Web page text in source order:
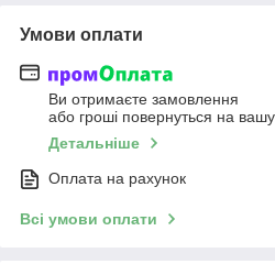
Умови оплати
Ви отримаєте замовлення
або гроші повернуться на вашу
Детальніше
Оплата на рахунок
Всі умови оплати